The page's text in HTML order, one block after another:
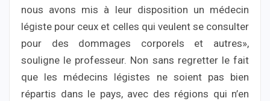
nous avons mis à leur disposition un médecin
légiste pour ceux et celles qui veulent se consulter
pour des dommages corporels et autres»,
souligne le professeur. Non sans regretter le fait
que les médecins légistes ne soient pas bien
répartis dans le pays, avec des régions qui n’en